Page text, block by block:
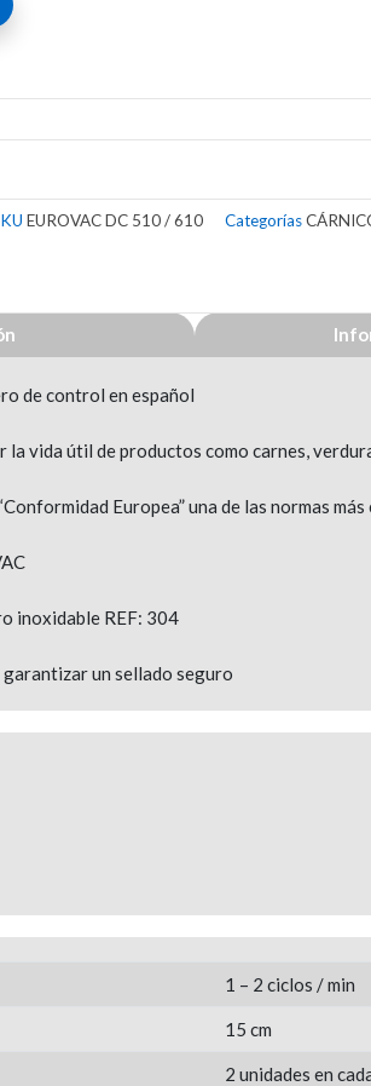
EUROVAC DC 510 / 610 Categorías
de control en español
la vida útil de productos como carnes,
Europea” una de las normas
inoxidable REF: 304
un sellado seguro
1 – 2 ciclos / min
15 cm
2 unidades en